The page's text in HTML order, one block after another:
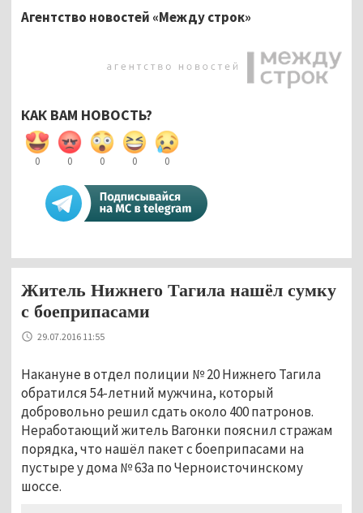
Агентство новостей «Между строк»
КАК ВАМ НОВОСТЬ?
0 0 0 0 0
Житель Нижнего Тагила нашёл сумку
с боеприпасами
29.07.2016 11:55
Накануне в отдел полиции № 20 Нижнего Тагила
обратился 54-летний мужчина, который
добровольно решил сдать около 400 патронов.
Неработающий житель Вагонки пояснил стражам
порядка, что нашёл пакет с боеприпасами на
пустыре у дома № 63а по Черноисточинскому
шоссе.